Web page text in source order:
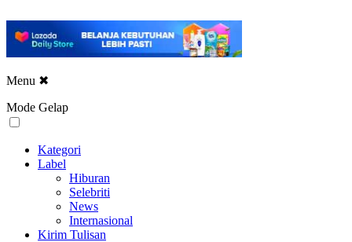
Menu ✖
Mode Gelap
Kategori
Label
Hiburan
Selebriti
News
Internasional
Kirim Tulisan